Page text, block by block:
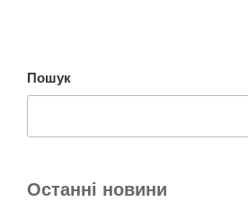
Пошук
Останні новини